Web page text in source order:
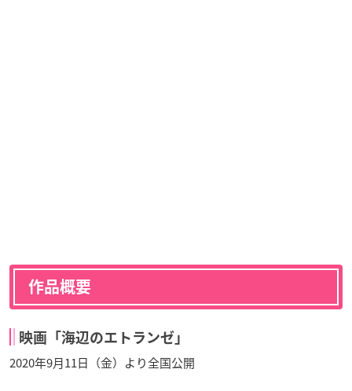
作品概要
映画「海辺のエトランゼ」
2020年9月11日（金）より全国公開